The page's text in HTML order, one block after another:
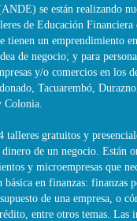
se están realizando
de Educación
tienen un emprendimiento
de negocio; y para
y/o comercios en los
Tacuarembó,
Colonia.
talleres gratuitos y
de un negocio. Están
y microempresas que
básica en finanzas: finanzas
de una empresa, o
entre otros temas. Las